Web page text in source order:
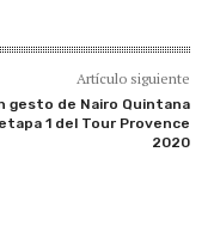
Artículo siguiente
gesto de Nairo Quintana
1 del Tour Provence
2020